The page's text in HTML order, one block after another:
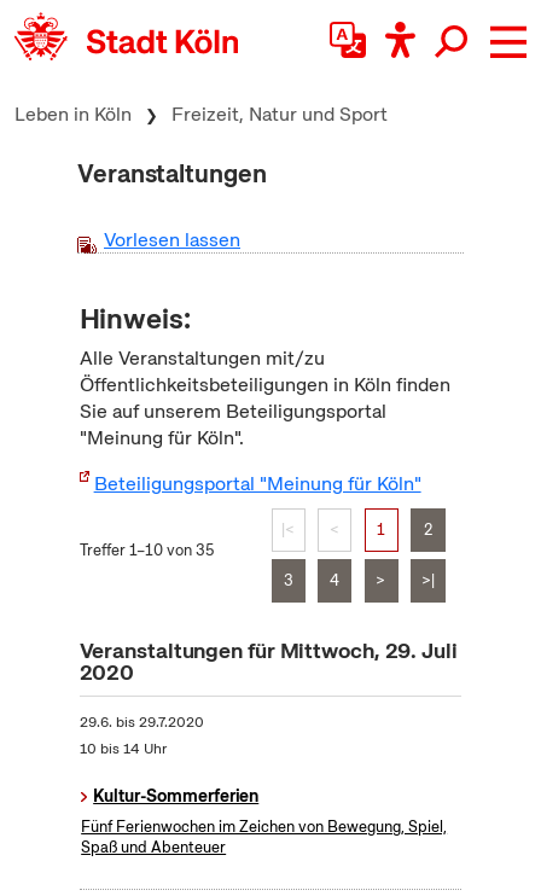
zum Inhalt springen
Leben in Köln Freizeit, Natur und Sport
Veranstaltungen
Vorlesen lassen
Hinweis:
Alle Veranstaltungen mit/zu
Öffentlichkeitsbeteiligungen in Köln finden
Sie auf unserem Beteiligungsportal
"Meinung für Köln".
Beteiligungsportal "Meinung für Köln"
Treffer 1–10 von 35
|< < 1 2
3 4 > >|
Veranstaltungen für Mittwoch, 29. Juli
2020
29.6. bis29.7.2020
10 bis 14 Uhr
Kultur-Sommerferien
Fünf Ferienwochen im Zeichen von Bewegung, Spiel,
Spaß und Abenteuer